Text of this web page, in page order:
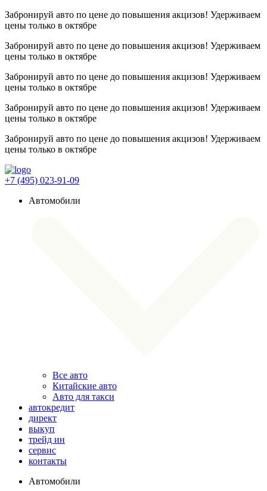
Забронируй авто по цене до повышения акцизов! Удерживаем
цены только в октябре
Забронируй авто по цене до повышения акцизов! Удерживаем
цены только в октябре
Забронируй авто по цене до повышения акцизов! Удерживаем
цены только в октябре
Забронируй авто по цене до повышения акцизов! Удерживаем
цены только в октябре
Забронируй авто по цене до повышения акцизов! Удерживаем
цены только в октябре
+7 (495) 023-91-09
Автомобили
Все авто
Китайские авто
Авто для такси
автокредит
директ
выкуп
трейд ин
сервис
контакты
Автомобили